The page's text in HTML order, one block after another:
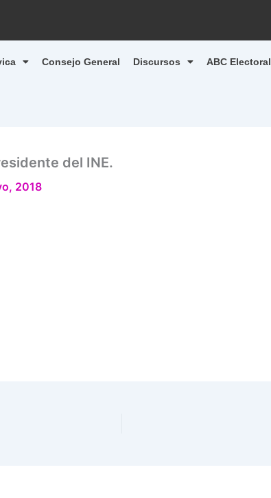
Consejo General Discursos ABC Electoral
del INE.
2018